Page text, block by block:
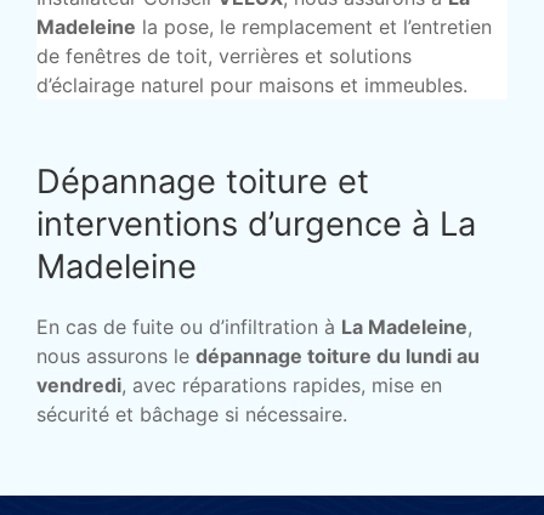
Madeleine la pose, le remplacement et l’entretien
de fenêtres de toit, verrières et solutions
d’éclairage naturel pour maisons et immeubles.
Dépannage toiture et
interventions d’urgence à La
Madeleine
En cas de fuite ou d’infiltration à La Madeleine,
nous assurons le dépannage toiture du lundi au
vendredi, avec réparations rapides, mise en
sécurité et bâchage si nécessaire.